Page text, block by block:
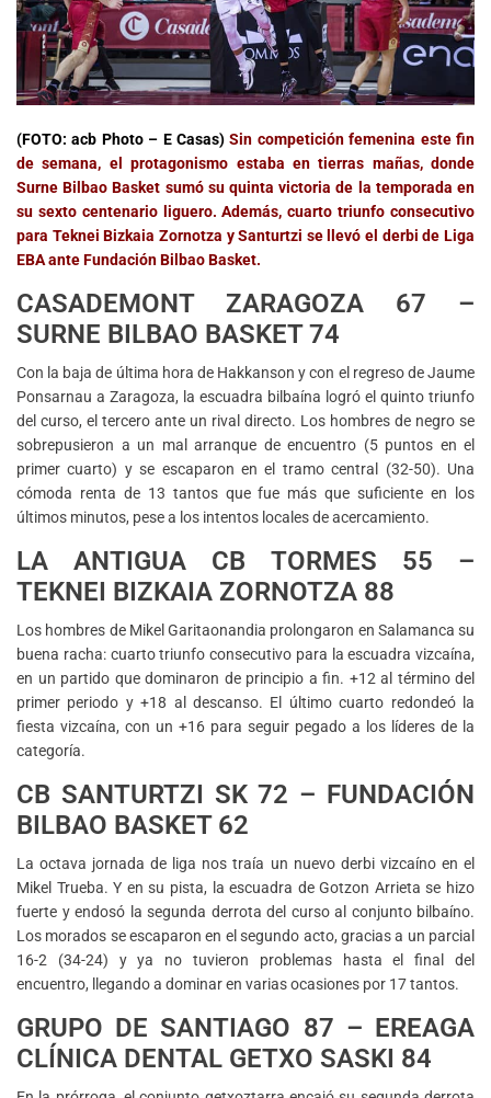
(FOTO: acb Photo – E Casas) Sin competición femenina este fin
de semana, el protagonismo estaba en tierras mañas, donde
Surne Bilbao Basket sumó su quinta victoria de la temporada en
su sexto centenario liguero. Además, cuarto triunfo consecutivo
para Teknei Bizkaia Zornotza y Santurtzi se llevó el derbi de Liga
EBA ante Fundación Bilbao Basket.
CASADEMONT ZARAGOZA 67 –
SURNE BILBAO BASKET 74
Con la baja de última hora de Hakkanson y con el regreso de Jaume
Ponsarnau a Zaragoza, la escuadra bilbaína logró el quinto triunfo
del curso, el tercero ante un rival directo. Los hombres de negro se
sobrepusieron a un mal arranque de encuentro (5 puntos en el
primer cuarto) y se escaparon en el tramo central (32-50). Una
cómoda renta de 13 tantos que fue más que suficiente en los
últimos minutos, pese a los intentos locales de acercamiento.
LA ANTIGUA CB TORMES 55 –
TEKNEI BIZKAIA ZORNOTZA 88
Los hombres de Mikel Garitaonandia prolongaron en Salamanca su
buena racha: cuarto triunfo consecutivo para la escuadra vizcaína,
en un partido que dominaron de principio a fin. +12 al término del
primer periodo y +18 al descanso. El último cuarto redondeó la
fiesta vizcaína, con un +16 para seguir pegado a los líderes de la
categoría.
CB SANTURTZI SK 72 – FUNDACIÓN
BILBAO BASKET 62
La octava jornada de liga nos traía un nuevo derbi vizcaíno en el
Mikel Trueba. Y en su pista, la escuadra de Gotzon Arrieta se hizo
fuerte y endosó la segunda derrota del curso al conjunto bilbaíno.
Los morados se escaparon en el segundo acto, gracias a un parcial
16-2 (34-24) y ya no tuvieron problemas hasta el final del
encuentro, llegando a dominar en varias ocasiones por 17 tantos.
GRUPO DE SANTIAGO 87 – EREAGA
CLÍNICA DENTAL GETXO SASKI 84